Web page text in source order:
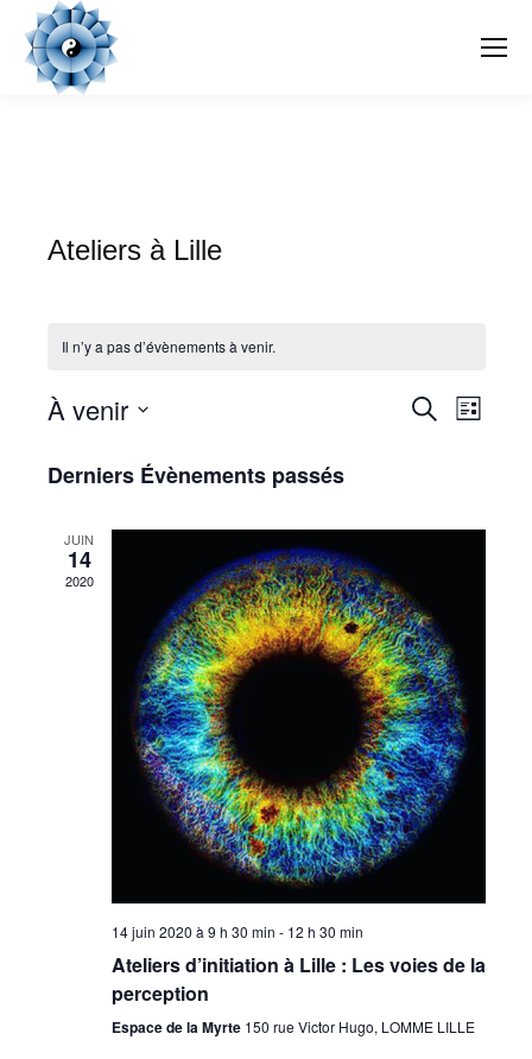
Ateliers à Lille
Il n’y a pas d’évènements à venir.
vues
Recherche
Liste
À venir
une
Derniers Évènements passés
JUIN
14
2020
14 juin 2020 à 9 h 30 min - 12 h 30 min
Ateliers d’initiation à Lille : Les voies de la
perception
Espace de la Myrte 150 rue Victor Hugo, LOMME LILLE